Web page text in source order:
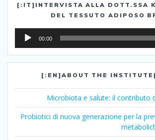
[:IT]INTERVISTA ALLA DOTT.SSA
DEL TESSUTO ADIPOSO
00:00
[:EN]ABOUT THE
Microbiota e salute: il contributo
Probiotici di nuova generazione per la